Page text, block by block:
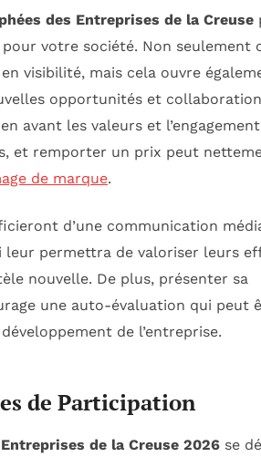
des Entreprises de la Creuse
votre société. Non seulement
visibilité, mais cela ouvre
opportunités et
avant les valeurs et
et remporter un prix peut
de marque.
d’une communication
leur permettra de valoriser leurs
nouvelle. De plus, présenter sa
une auto-évaluation qui peut
de l’entreprise.
de Participation
de la Creuse 2026 se